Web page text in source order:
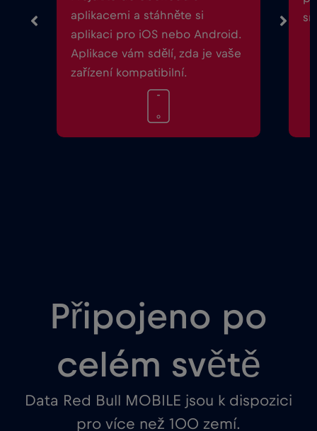
aplikacemi a stáhněte si
aplikaci pro iOS nebo Android.
Aplikace vám sdělí, zda je vaše
zařízení kompatibilní.
Připojeno po
celém světě
Data Red Bull MOBILE jsou k dispozici
pro více než 100 zemí.